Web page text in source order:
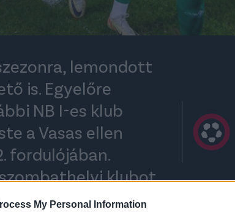
My Personal Information
lemondott
is. Egyelőre
NB I-es klub
a Vasas ellen
fordulójában.
klubot